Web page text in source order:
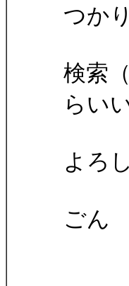
つか
検索
らい
よろ
ごん